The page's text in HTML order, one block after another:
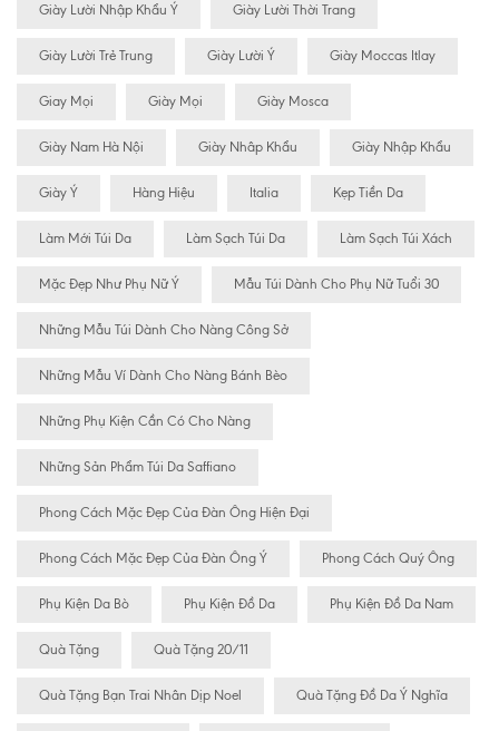
Giày Lười Nhập Khẩu Ý Giày Lười Thời Trang
Giày Lười Trẻ Trung Giày Lười Ý Giày Moccas Itlay
Giay Mọi Giày Mọi Giày Mosca
Giày Nam Hà Nội Giày Nhâp Khẩu Giày Nhập Khẩu
Giày Ý Hàng Hiệu Italia Kẹp Tiền Da
Làm Mới Túi Da Làm Sạch Túi Da Làm Sạch Túi Xách
Mặc Đẹp Như Phụ Nữ Ý Mẫu Túi Dành Cho Phụ Nữ Tuổi 30
Những Mẫu Túi Dành Cho Nàng Công Sở
Những Mẫu Ví Dành Cho Nàng Bánh Bèo
Những Phụ Kiện Cần Có Cho Nàng
Những Sản Phẩm Túi Da Saffiano
Phong Cách Mặc Đẹp Của Đàn Ông Hiện Đại
Phong Cách Mặc Đẹp Của Đàn Ông Ý Phong Cách Quý Ông
Phụ Kiện Da Bò Phụ Kiện Đồ Da Phụ Kiện Đồ Da Nam
Quà Tặng Quà Tặng 20/11
Quà Tặng Bạn Trai Nhân Dịp Noel Quà Tặng Đồ Da Ý Nghĩa